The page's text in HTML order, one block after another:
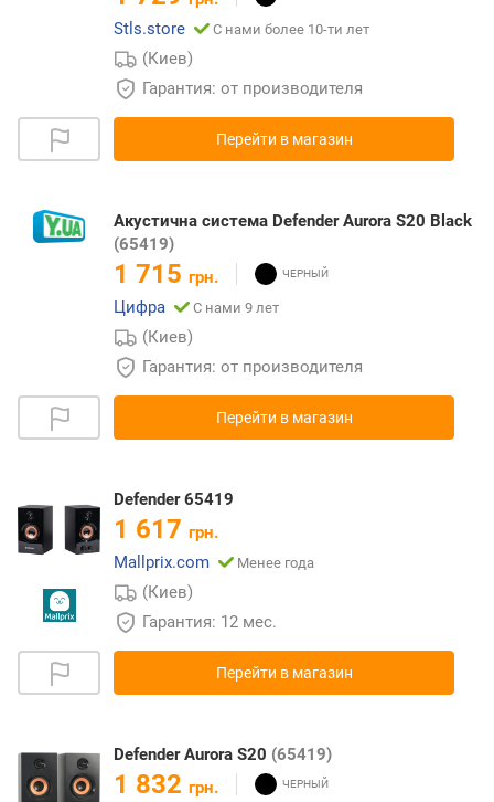
Stls.store
С нами более 10-ти лет
(Киев)
Гарантия: от производителя
Перейти в магазин
Акустична система Defender Aurora S20 Black
(65419)
1 715 грн.
Цифра
С нами 9 лет
(Киев)
Гарантия: от производителя
Перейти в магазин
Defender 65419
1 617 грн.
Mallprix.com
Менее года
(Киев)
Гарантия: 12 мес.
Перейти в магазин
Defender Aurora S20 (65419)
1 832 грн.